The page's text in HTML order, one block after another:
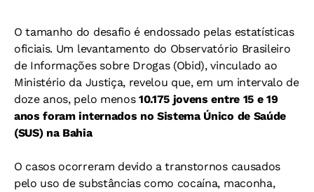
O tamanho do desafio é endossado pelas estatísticas
oficiais. Um levantamento do Observatório Brasileiro
de Informações sobre Drogas (Obid), vinculado ao
Ministério da Justiça, revelou que, em um intervalo de
doze anos, pelo menos 10.175 jovens entre 15 e 19
anos foram internados no Sistema Único de Saúde
(SUS) na Bahia
O casos ocorreram devido a transtornos causados
pelo uso de substâncias como cocaína, maconha,